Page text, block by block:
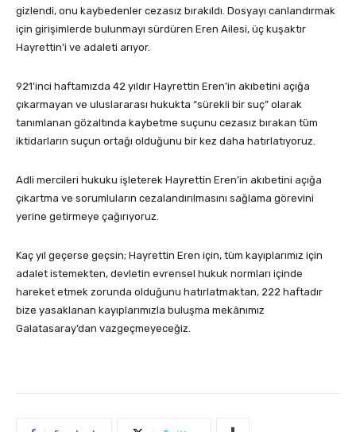
gizlendi, onu kaybedenler cezasız bırakıldı. Dosyayı canlandırmak
için girişimlerde bulunmayı sürdüren Eren Ailesi, üç kuşaktır
Hayrettin’i ve adaleti arıyor.
921’inci haftamızda 42 yıldır Hayrettin Eren’in akıbetini açığa
çıkarmayan ve uluslararası hukukta “sürekli bir suç” olarak
tanımlanan gözaltında kaybetme suçunu cezasız bırakan tüm
iktidarların suçun ortağı olduğunu bir kez daha hatırlatıyoruz.
Adli mercileri hukuku işleterek Hayrettin Eren’in akıbetini açığa
çıkartma ve sorumluların cezalandırılmasını sağlama görevini
yerine getirmeye çağırıyoruz.
Kaç yıl geçerse geçsin; Hayrettin Eren için, tüm kayıplarımız için
adalet istemekten, devletin evrensel hukuk normları içinde
hareket etmek zorunda olduğunu hatırlatmaktan, 222 haftadır
bize yasaklanan kayıplarımızla buluşma mekânımız
Galatasaray’dan vazgeçmeyeceğiz.